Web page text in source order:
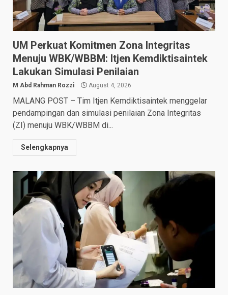
UM Perkuat Komitmen Zona Integritas
Menuju WBK/WBBM: Itjen Kemdiktisaintek
Lakukan Simulasi Penilaian
M Abd Rahman Rozzi August 4, 2026
MALANG POST – Tim Itjen Kemdiktisaintek menggelar
pendampingan dan simulasi penilaian Zona Integritas
(ZI) menuju WBK/WBBM di...
Selengkapnya